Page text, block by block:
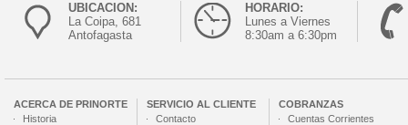
UBICACION:
La Coipa, 681
Antofagasta
HORARIO:
Lunes a Viernes
8:30am a 6:30pm
ACERCA DE PRINORTE
Historia
SERVICIO AL CLIENTE
Contacto
COBRANZAS
Cuentas Corrientes